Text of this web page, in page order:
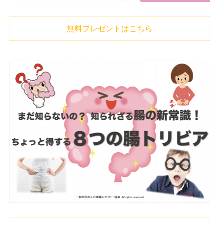
無料プレゼントはこちら